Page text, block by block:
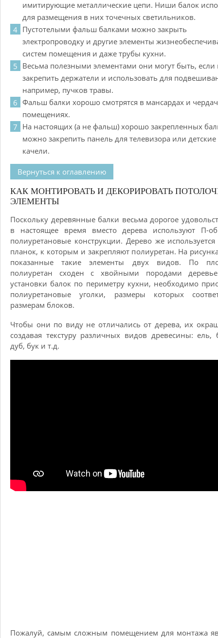
имитирующие металлические цепи. Ниши балок
для размещения в них точечных светильников.
Пустотелыми фальш балками можно закрыть
электропроводку и другие элементы
систем помещения и даже трубы кухни.
Весьма полезными элементами они могут быть, если
закрепить держатели и использовать для
например, пучков травы.
Фальш балки хорошо смотрятся в мансардах и
помещениях.
На настоящих (а не фальш) хорошо закрепленных
можно закрепить панель для телевизора или детские
качели.
Вернуться к оглавлению
КАК МОНТИРОВАТЬ И ДЕКОРИРОВАТЬ
ЭЛЕМЕНТЫ
Поскольку деревянные балки весьма дорогое
в настоящее время вместо дерева используют П-
полиуретановые конструкции. Дерево же
планок, к которым и закрепляют полиуретан. На
показанные такие элементы двух видов. По
полиуретан сходен с хвойными породами
установки балок по периметру кухни, необходимо
полиуретановые уголки, размеры которых
размерам блоков.
Чтобы они по виду не отличались от дерева, их
создавая текстуру различных видов древесины: ель,
дуб, бук и т.д.
Пожалуй, самым сложным помещением для монтажа